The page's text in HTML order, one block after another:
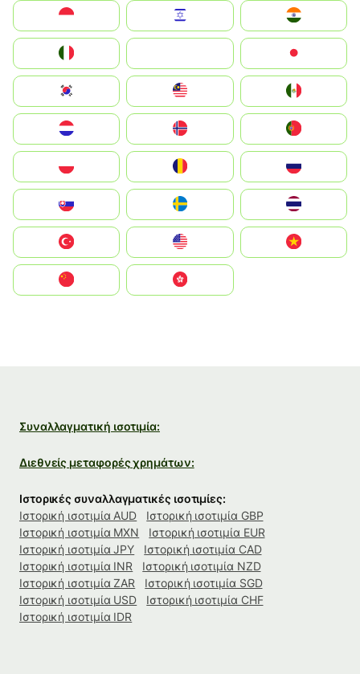
South Korea
United States
中國香港特別行政區
Συναλλαγματική ισοτιμία:
Διεθνείς μεταφορές χρημάτων:
Ιστορικές συναλλαγματικές ισοτιμίες:
Ιστορική ισοτιμία AUD
Ιστορική ισοτιμία GBP
Ιστορική ισοτιμία MXN
Ιστορική ισοτιμία EUR
Ιστορική ισοτιμία JPY
Ιστορική ισοτιμία CAD
Ιστορική ισοτιμία INR
Ιστορική ισοτιμία NZD
Ιστορική ισοτιμία ZAR
Ιστορική ισοτιμία SGD
Ιστορική ισοτιμία USD
Ιστορική ισοτιμία CHF
Ιστορική ισοτιμία IDR